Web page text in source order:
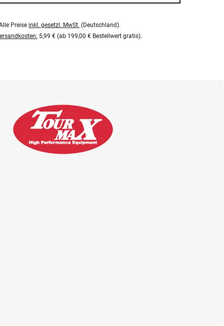
Preise inkl. gesetzl. MwSt. (Deutschland).
5,99 € (ab 199,00 € Bestellwert gratis).